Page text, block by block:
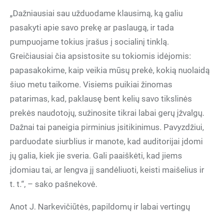
„Dažniausiai sau užduodame klausimą, ką galiu
pasakyti apie savo prekę ar paslaugą, ir tada
pumpuojame tokius įrašus į socialinį tinklą.
Greičiausiai čia apsistosite su tokiomis idėjomis:
papasakokime, kaip veikia mūsų prekė, kokią nuolaidą
šiuo metu taikome. Visiems puikiai žinomas
patarimas, kad, paklausę bent kelių savo tikslinės
prekės naudotojų, sužinosite tikrai labai gerų įžvalgų.
Dažnai tai paneigia pirminius įsitikinimus. Pavyzdžiui,
parduodate siurblius ir manote, kad auditorijai įdomi
jų galia, kiek jie sveria. Gali paaiškėti, kad jiems
įdomiau tai, ar lengva jį sandėliuoti, keisti maišelius ir
t. t.“, – sako pašnekovė.
Anot J. Narkevičiūtės, papildomų ir labai vertingų